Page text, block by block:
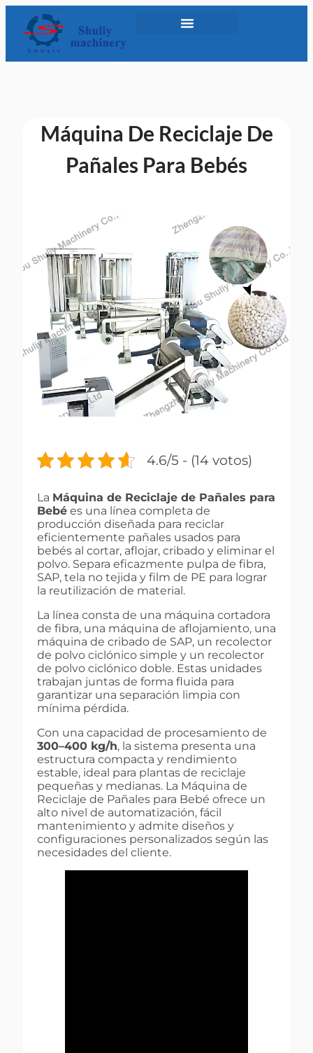
Máquina De Reciclaje De
Pañales Para Bebés
4.6/5 - (14 votos)
La Máquina de Reciclaje de Pañales para
Bebé es una línea completa de
producción diseñada para reciclar
eficientemente pañales usados para
bebés al cortar, aflojar, cribado y eliminar el
polvo. Separa eficazmente pulpa de fibra,
SAP, tela no tejida y film de PE para lograr
la reutilización de material.
La línea consta de una máquina cortadora
de fibra, una máquina de aflojamiento, una
máquina de cribado de SAP, un recolector
de polvo ciclónico simple y un recolector
de polvo ciclónico doble. Estas unidades
trabajan juntas de forma fluida para
garantizar una separación limpia con
mínima pérdida.
Con una capacidad de procesamiento de
300–400 kg/h, la sistema presenta una
estructura compacta y rendimiento
estable, ideal para plantas de reciclaje
pequeñas y medianas. La Máquina de
Reciclaje de Pañales para Bebé ofrece un
alto nivel de automatización, fácil
mantenimiento y admite diseños y
configuraciones personalizados según las
necesidades del cliente.